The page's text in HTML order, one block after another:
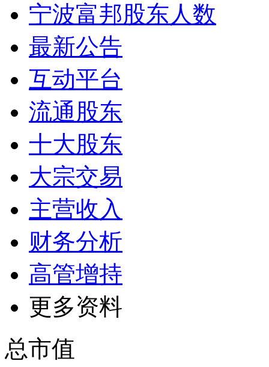
宁波富邦股东人数
最新公告
互动平台
流通股东
十大股东
大宗交易
主营收入
财务分析
高管增持
更多资料
总市值